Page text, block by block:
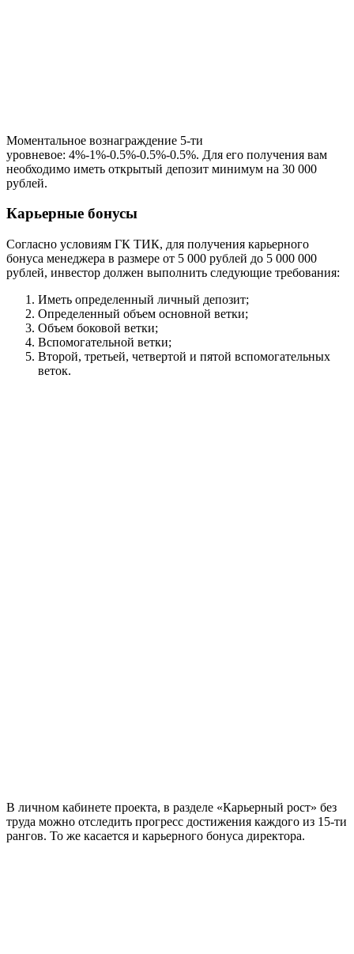
Моментальное вознаграждение 5-ти
уровневое: 4%-1%-0.5%-0.5%-0.5%. Для его получения вам
необходимо иметь открытый депозит минимум на 30 000
рублей.
Карьерные бонусы
Согласно условиям ГК ТИК, для получения карьерного
бонуса менеджера в размере от 5 000 рублей до 5 000 000
рублей, инвестор должен выполнить следующие требования:
Иметь определенный личный депозит;
Определенный объем основной ветки;
Объем боковой ветки;
Вспомогательной ветки;
Второй, третьей, четвертой и пятой вспомогательных
веток.
В личном кабинете проекта, в разделе «Карьерный рост» без
труда можно отследить прогресс достижения каждого из 15-ти
рангов. То же касается и карьерного бонуса директора.